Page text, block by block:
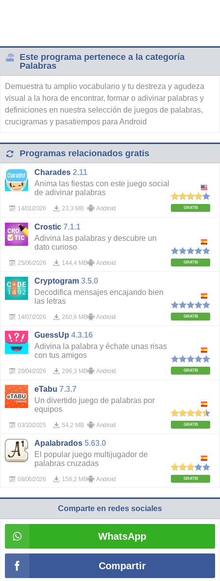
Este programa pertenece a la categoría
Palabras
Demuestra tu amplio vocabulario y tu destreza y agudeza
visual a la hora de encontrar, formar o adivinar palabras y
definiciones en nuestra selección de juegos de palabras,
crucigramas y pasatiempos para Android
Programas relacionados gratis
Charades 2.11
Anima las fiestas con este juego social
de adivinar palabras
GRATIS
23,3 MB
14/01/2026 Android
Crostic 7.1.1
Adivina las palabras y descubre un
dato curioso
GRATIS
144,4 MB
25/06/2026 Android
Cryptogram 3.5.0
Decodifica mensajes encajando bien
las letras
GRATIS
260,6 MB
14/07/2026 Android
GuessUp 4.3.16
Adivina la palabra y échate unas risas
con tus amigos
GRATIS
296,3 MB
20/04/2026 Android
eTabu 7.3.7
Un divertido juego de palabras por
equipos
GRATIS
54,2 MB
03/10/2025 Android
Apalabrados 5.63.0
El popular juego multijugador de
palabras cruzadas
GRATIS
158,2 MB
08/06/2026 Android
Comparte en redes sociales
WhatsApp
Compartir